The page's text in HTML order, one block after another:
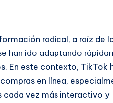
radical, a raíz de la
han ido adaptando
En este contexto, TikTok
en línea,
cada vez más interactivo y